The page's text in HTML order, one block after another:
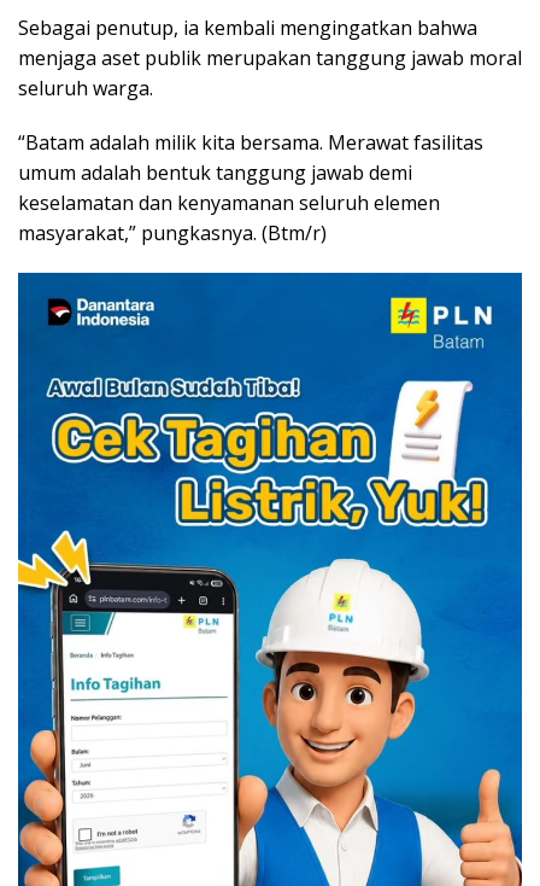
Sebagai penutup, ia kembali mengingatkan bahwa
menjaga aset publik merupakan tanggung jawab moral
seluruh warga.
“Batam adalah milik kita bersama. Merawat fasilitas
umum adalah bentuk tanggung jawab demi
keselamatan dan kenyamanan seluruh elemen
masyarakat,” pungkasnya. (Btm/r)